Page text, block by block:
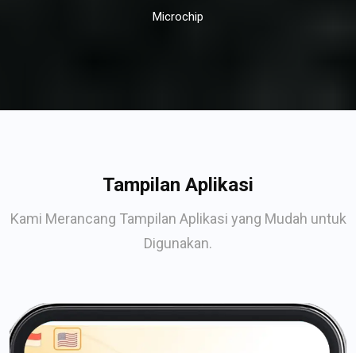
Microchip
Tampilan Aplikasi
Kami Merancang Tampilan Aplikasi yang Mudah untuk
Digunakan.